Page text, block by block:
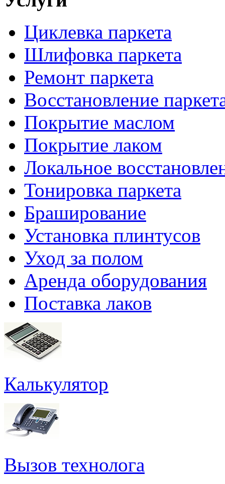
Циклевка паркета
Шлифовка паркета
Ремонт паркета
Восстановление
Покрытие маслом
Покрытие лаком
Локальное
Тонировка паркета
Браширование
Установка плинтусов
Уход за полом
Аренда оборудования
Поставка лаков
Калькулятор
Вызов технолога